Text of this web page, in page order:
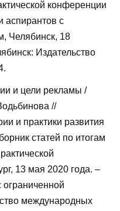
конференции
аспирантов с
Челябинск, 18
Издательство
и цели рекламы /
//
и практики развития
статей по итогам
13 мая 2020 года. –
международных